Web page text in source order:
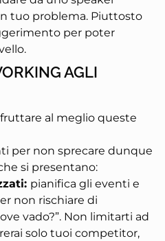
tuo problema. Piuttosto
per poter
AGLI
al meglio queste
per non sprecare dunque
si presentano:
pianifica gli eventi e
non rischiare di
vado?”. Non limitarti ad
solo tuoi competitor,